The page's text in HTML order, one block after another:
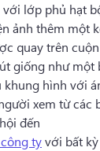
lớp phủ hạt
ảnh thêm một
giống như một
xem từ các
đến
ty với bất